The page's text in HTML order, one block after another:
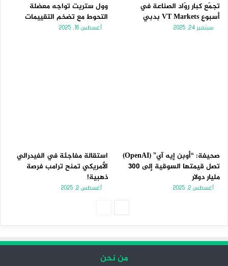
تجمّع كبار روّاد الصناعة في
أسبوع VT Markets بدبي
سبتمبر 24, 2025
وول ستريت تواجه معضلة
التحوط مع تضخم التقييمات
أغسطس 16, 2025
صحيفة: “أوبن إيه آي” (OpenAI)
تصل قيمتها السوقية إلى 300
مليار دولار
أغسطس 2, 2025
استقالة مفاجئة في الفيدرالي
الأمريكي تمنح ترامب فرصة
ذهبية!
أغسطس 2, 2025
من نحن